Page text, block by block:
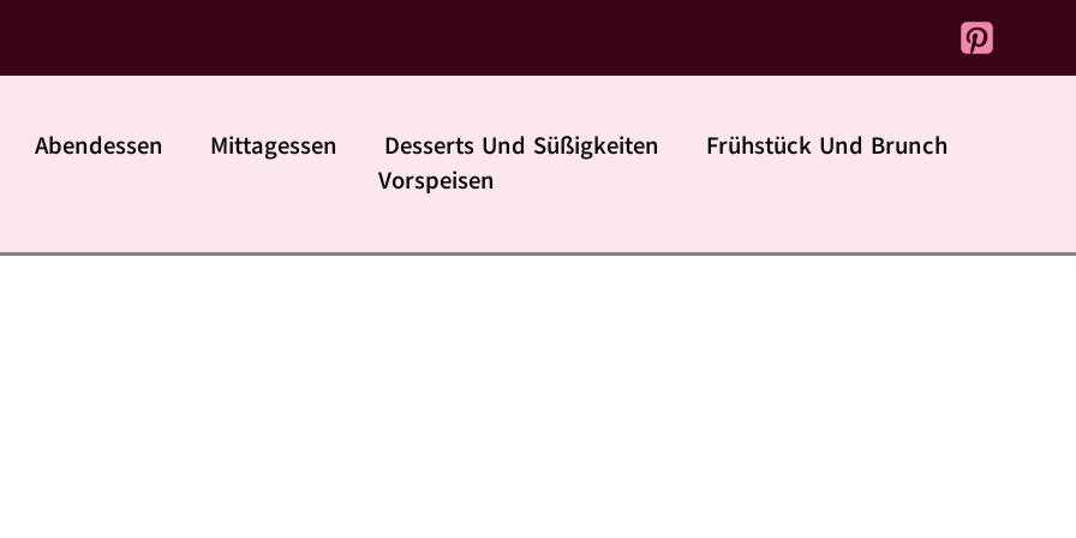
Abendessen Mittagessen Desserts Und Süßigkeiten
Frühstück Und Brunch
Vorspeisen